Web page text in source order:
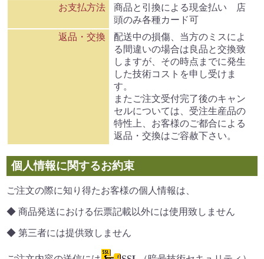
お支払方法
商品と引換による現金払い 店
頭のみ各種カード可
返品・交換
配送中の損傷、当方のミスによ
る間違いの場合は良品と交換致
しますが、 その時点までに発生
した技術コストを申し受けま
す。
またご注文受付完了後のキャン
セルについては、 受注生産品の
特性上、お客様のご都合による
返品・交換はご容赦下さい。
個人情報に関するお約束
ご注文の際に知り得たお客様の個人情報は、
◆ 商品発送における伝票記載以外には使用致しません
◆ 第三者には提供致しません